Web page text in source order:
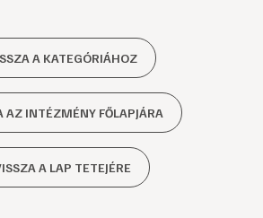
A KATEGÓRIÁHOZ
AZ INTÉZMÉNY FŐLAPJÁRA
A LAP TETEJÉRE